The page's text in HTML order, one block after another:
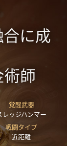
に成
師
覚醒武器
レッジハンマー
戦闘タイプ
近距離